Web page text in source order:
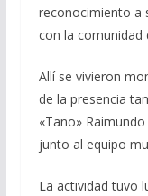
reconocimiento a
con la comunidad
Allí se vivieron
de la presencia
«Tano»
junto al equipo
La actividad tuvo